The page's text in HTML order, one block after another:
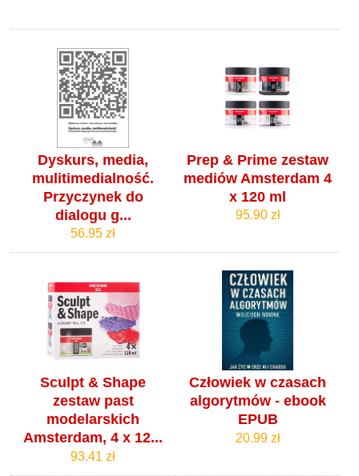
Dyskurs, media,
mulitimedialność.
Przyczynek do
dialogu g...
56.95 zł
Prep & Prime zestaw
mediów Amsterdam 4
x 120 ml
95.90 zł
Sculpt & Shape
zestaw past
modelarskich
Amsterdam, 4 x 12...
93.41 zł
Człowiek w czasach
algorytmów - ebook
EPUB
20.99 zł